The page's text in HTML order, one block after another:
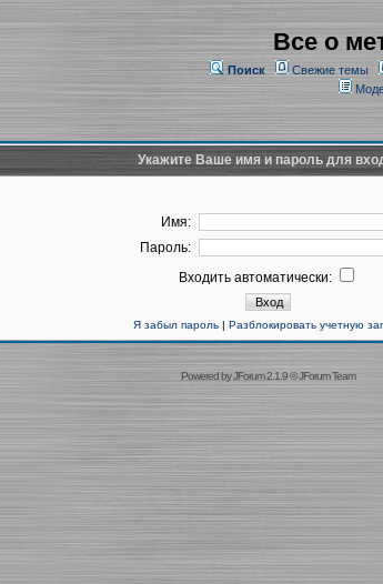
Все о
Поиск Свежие темы
Укажите Ваше имя и пароль для
Имя:
Пароль:
Входить автоматически:
Я забыл пароль| Разблокировать учетную
Powered byJForum 2.1.9©JForum Team